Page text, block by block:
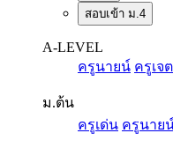
สอบเข้า ม.4
A-LEVEL
ครูนายน์ ครูเจต
ม.ต้น
ครูเด่น ครูนาย